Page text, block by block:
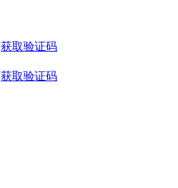
获取验证码
获取验证码